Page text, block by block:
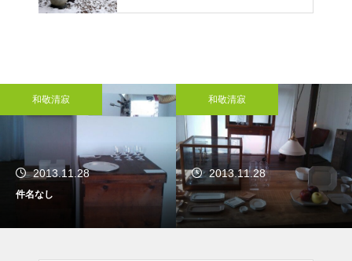
和敬清寂
2013.11.28
件名なし
和敬清寂
2013.11.28